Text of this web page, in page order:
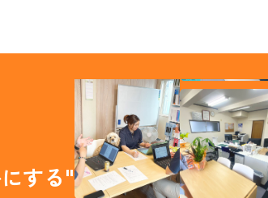
する"